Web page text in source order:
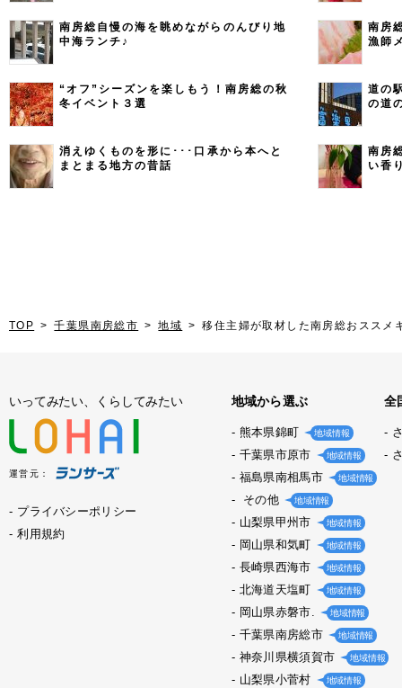
南房総自慢の海を眺めながらのんびり地
中海ランチ♪
南房
漁師
“オフ”シーズンを楽しもう！南房総の秋
冬イベント３選
道の
の道
消えゆくものを形に･･･口承から本へと
まとまる地方の昔話
南房
い香
TOP 千葉県南房総市 地域 移住主婦が取材した南房総おススメ
いってみたい、くらしてみたい
運営元：
プライバシーポリシー
利用規約
地域から選ぶ
熊本県錦町 地域情報
千葉県市原市 地域情報
福島県南相馬市 地域情報
その他 地域情報
山梨県甲州市 地域情報
岡山県和気町 地域情報
長崎県西海市 地域情報
北海道天塩町 地域情報
岡山県赤磐市. 地域情報
千葉県南房総市 地域情報
神奈川県横須賀市 地域情報
山梨県小菅村 地域情報
全